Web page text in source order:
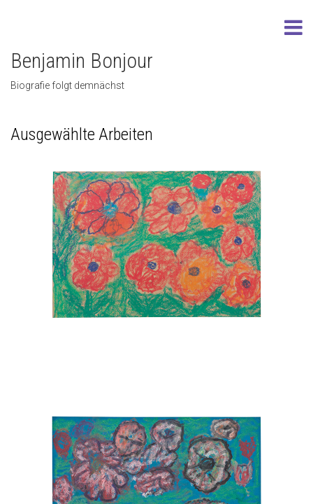
Benjamin Bonjour
Biografie folgt demnächst
Ausgewählte Arbeiten